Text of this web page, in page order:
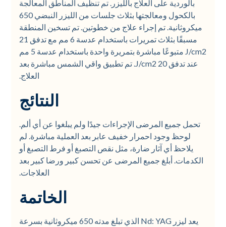
بالوردية على العلاج بالليزر. تم تنظيف المناطق المعالجة
بالكحول ومعالجتها بثلاث جلسات من الليزر النبضي 650
ميكروثانية. تم إجراء علاج من خطوتين. تم تسخين المنطقة
مسبقًا بثلاث تمريرات باستخدام عدسة 6 مم مع تدفق 21
J/cm2 متبوعًا مباشرة بتمريرة واحدة باستخدام عدسة 5 مم
عند تدفق 20 J/cm2. تم تطبيق واقي الشمس مباشرة بعد
العلاج.
النتائج
تحمل جميع المرضى الإجراءات جيدًا ولم يبلغوا عن أي ألم.
لوحظ وجود احمرار خفيف عابر بعد العملية مباشرة. لم
يلاحظ أي آثار ضارة، مثل نقص التصبغ أو فرط التصبغ أو
الكدمات. أبلغ جميع المرضى عن تحسن كبير ورضا كبير بعد
العلاجات.
الخاتمة
يعد ليزر Nd: YAG الذي تبلغ مدته 650 ميكروثانية بسرعة